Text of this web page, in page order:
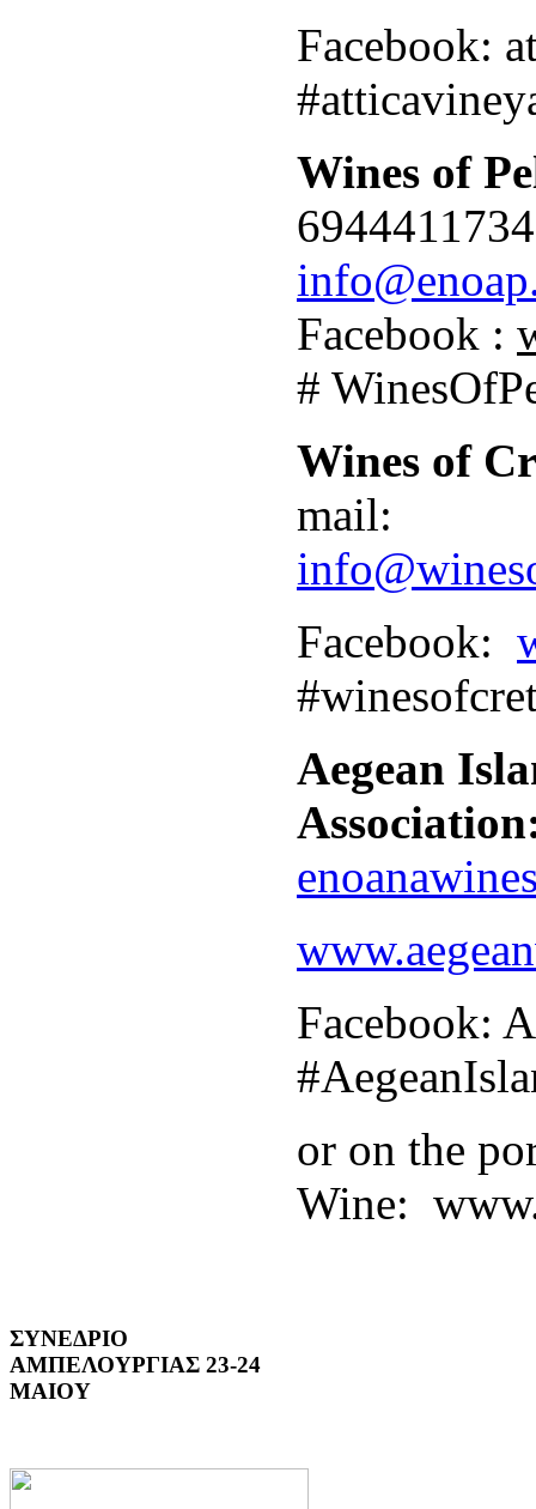
Facebook:
Wines of
Facebook :
#
Wines of
mail:
Facebook:
Aegean
Facebook:
or on the
Wine:
ΣΥΝΕΔΡΙΟ
ΑΜΠΕΛΟΥΡΓΙΑΣ 23-24
ΜΑΙΟΥ